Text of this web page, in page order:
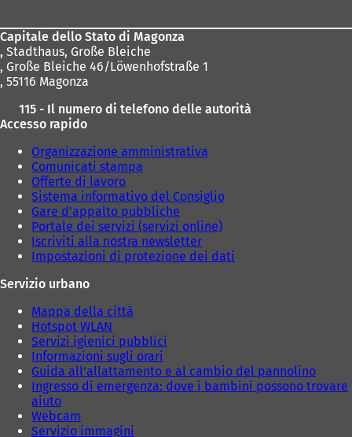
Capitale dello Stato di Magonza
, Stadthaus, Große Bleiche
, Große Bleiche 46/Löwenhofstraße 1
, 55116 Magonza
115 - Il numero di telefono delle autorità
Accesso rapido
Organizzazione amministrativa
Comunicati stampa
Offerte di lavoro
Sistema informativo del Consiglio
Gare d'appalto pubbliche
Portale dei servizi (servizi online)
Iscriviti alla nostra newsletter
Impostazioni di protezione dei dati
Servizio urbano
Mappa della città
Hotspot WLAN
Servizi igienici pubblici
Informazioni sugli orari
Guida all'allattamento e al cambio del pannolino
Ingresso di emergenza: dove i bambini possono trovare
aiuto
Webcam
Servizio immagini